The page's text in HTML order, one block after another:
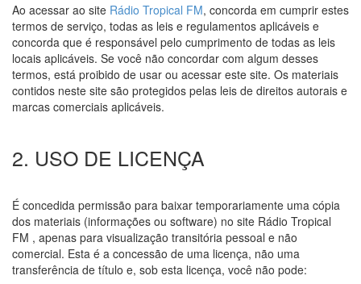
Ao acessar ao site Rádio Tropical FM, concorda em cumprir estes
termos de serviço, todas as leis e regulamentos aplicáveis e
concorda que é responsável pelo cumprimento de todas as leis
locais aplicáveis. Se você não concordar com algum desses
termos, está proibido de usar ou acessar este site. Os materiais
contidos neste site são protegidos pelas leis de direitos autorais e
marcas comerciais aplicáveis.
2. USO DE LICENÇA
É concedida permissão para baixar temporariamente uma cópia
dos materiais (informações ou software) no site Rádio Tropical
FM , apenas para visualização transitória pessoal e não
comercial. Esta é a concessão de uma licença, não uma
transferência de título e, sob esta licença, você não pode: